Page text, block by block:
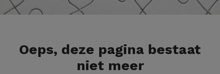
Oeps, deze pagina bestaat
niet meer